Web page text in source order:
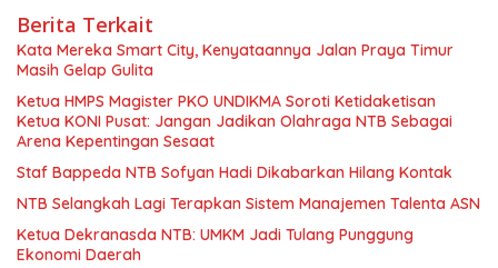
Berita Terkait
Kata Mereka Smart City, Kenyataannya Jalan Praya Timur
Masih Gelap Gulita
Ketua HMPS Magister PKO UNDIKMA Soroti Ketidaketisan
Ketua KONI Pusat: Jangan Jadikan Olahraga NTB Sebagai
Arena Kepentingan Sesaat
Staf Bappeda NTB Sofyan Hadi Dikabarkan Hilang Kontak
NTB Selangkah Lagi Terapkan Sistem Manajemen Talenta ASN
Ketua Dekranasda NTB: UMKM Jadi Tulang Punggung
Ekonomi Daerah